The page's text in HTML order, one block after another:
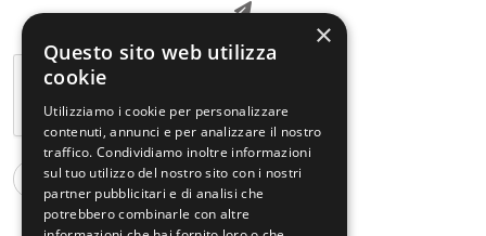
×
Questo sito web utilizza
cookie
Utilizziamo i cookie per personalizzare
contenuti, annunci e per analizzare il nostro
traffico. Condividiamo inoltre informazioni
sul tuo utilizzo del nostro sito con i nostri
partner pubblicitari e di analisi che
potrebbero combinarle con altre